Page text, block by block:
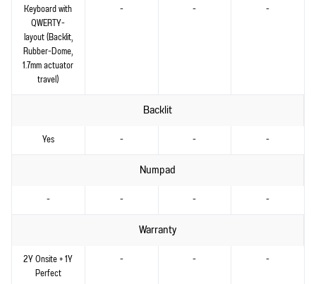
Keyboard with
QWERTY-
layout (Backlit,
Rubber-Dome,
1.7mm actuator
travel)
- - -
Backlit
Yes - - -
Numpad
- - - -
Warranty
2Y Onsite + 1Y
Perfect
- - -